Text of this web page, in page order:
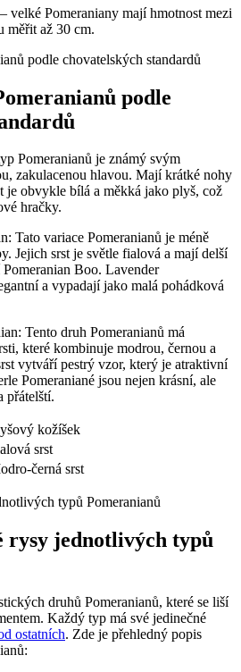
– velké Pomeraniany mají hmotnost mezi
měřit až 30 cm.
podle⁣
Pomeranianů​ je známý svým
zakulacenou hlavou.​ Mají ‍krátké⁤ nohy
je‌ obvykle bílá a ​měkká jako plyš, což⁤
hračky.
Tato variace Pomeranianů je méně
Jejich srst je světle‍ fialová ⁣a ⁢mají delší
Boo. Lavender
a vypadají jako malá pohádková
Tento druh Pomeranianů má
​které​ kombinuje modrou, černou a
vytváří pestrý‍ vzor, který je atraktivní
Pomeraniané jsou nejen krásní, ale
přátelští.
kožíšek
srst
černá ⁣srst
rysy jednotlivých typů
druhů Pomeranianů, které se​ liší⁢
Každý ‌typ má své jedinečné
ostatních.‌ Zde je přehledný popis